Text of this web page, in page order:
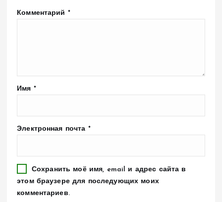
Комментарий *
Имя *
Электронная почта *
Сохранить моё имя, email и адрес сайта в
этом браузере для последующих моих
комментариев.